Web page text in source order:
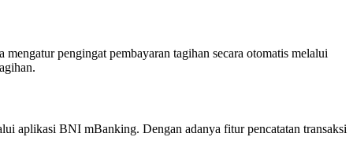
pengingat pembayaran tagihan secara otomatis melalui
aplikasi BNI mBanking. Dengan adanya fitur pencatatan transaksi